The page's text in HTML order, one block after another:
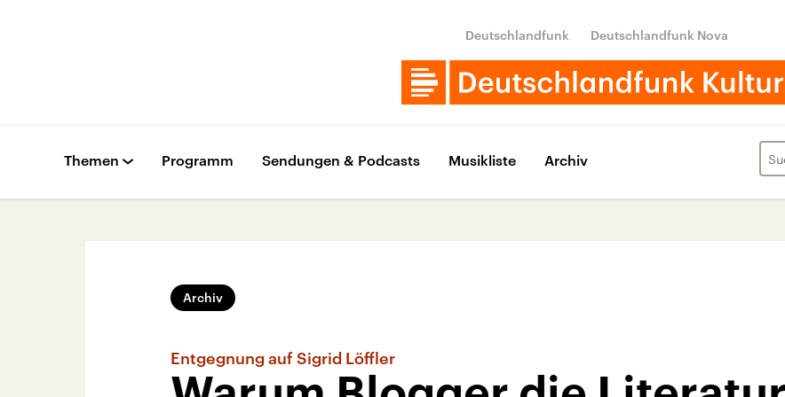
Deutschlandfunk Deutschlandfunk Nova
Themen Programm Sendungen & Podcasts Musikliste Archiv
Archiv
Entgegnung auf Sigrid Löffler